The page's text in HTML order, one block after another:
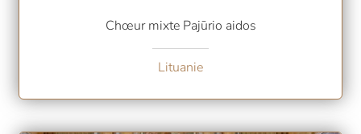
Chœur mixte Pajūrio aidos
Lituanie